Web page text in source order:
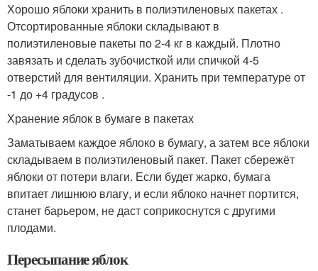
Хорошо яблоки хранить в полиэтиленовых пакетах .
Отсортированные яблоки складывают в
полиэтиленовые пакеты по 2-4 кг в каждый. Плотно
завязать и сделать зубочисткой или спичкой 4-5
отверстий для вентиляции. Хранить при температуре от
-1 до +4 градусов .
Хранение яблок в бумаге в пакетах
Заматываем каждое яблоко в бумагу, а затем все яблоки
складываем в полиэтиленовый пакет. Пакет сбережёт
яблоки от потери влаги. Если будет жарко, бумага
впитает лишнюю влагу, и если яблоко начнет портится,
станет барьером, не даст соприкоснутся с другими
плодами.
Пересыпание яблок